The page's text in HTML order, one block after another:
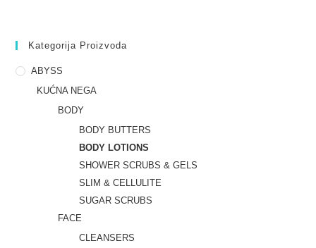
Kategorija Proizvoda
ABYSS
KUĆNA NEGA
BODY
BODY BUTTERS
BODY LOTIONS
SHOWER SCRUBS & GELS
SLIM & CELLULITE
SUGAR SCRUBS
FACE
CLEANSERS